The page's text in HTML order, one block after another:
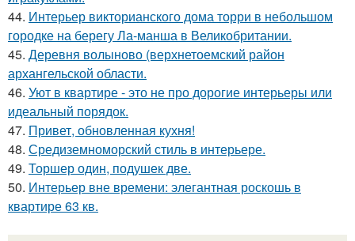
44. Интерьер викторианского дома торри в небольшом
городке на берегу Ла-манша в Великобритании.
45. Деревня волыново (верхнетоемский район
архангельской области.
46. Уют в квартире - это не про дорогие интерьеры или
идеальный порядок.
47. Привет, обновленная кухня!
48. Средиземноморский стиль в интерьере.
49. Торшер один, подушек две.
50. Интерьер вне времени: элегантная роскошь в
квартире 63 кв.